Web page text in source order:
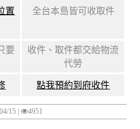
置
全台本島皆可收取件
要
收件、取件都交給物流
代勞
點我預約到府收件
15 | 4951